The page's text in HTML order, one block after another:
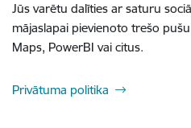
Jūs varētu dalīties ar saturu
mājaslapai pievienoto trešo
Maps, PowerBI vai citus.
Privātuma politika